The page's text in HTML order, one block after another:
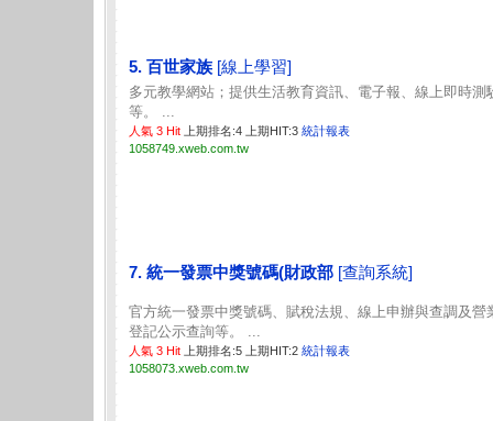
5. 百世家族 [線上學習]
多元教學網站；提供生活教育資訊、電子報、線上即時測
等。 ...
人氣 3 Hit 上期排名:4 上期HIT:3 統計報表
1058749.xweb.com.tw
7. 統一發票中獎號碼(財政部 [查詢系統]
官方統一發票中獎號碼、賦稅法規、線上申辦與查調及營
登記公示查詢等。 ...
人氣 3 Hit 上期排名:5 上期HIT:2 統計報表
1058073.xweb.com.tw